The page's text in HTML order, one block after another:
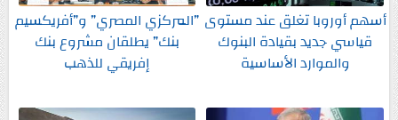
أسهم أوروبا تغلق عند مستوى
قياسي جديد بقيادة البنوك
والموارد الأساسية
”المركزي المصري” و”أفريكسيم
بنك” يطلقان مشروع بنك
إفريقي للذهب